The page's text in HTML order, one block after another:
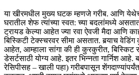
या खीरमधील मुख्य घटक म्हणजे गरीब. आणि
घरातील शेफ त्यांच्या स्वत: च्या बदलांमध्ये
ट्रायड केल्या आहेत ज्या रवा ऐवजी मैदा आणि
बिस्किटी टेक्स्चरवर सीमा असतात. बर्‍याच
आहेत, आम्हाला सांगा की ही कुरकुरीत, बिस्किट
डेसर्टसाठी योग्य आहे. इतर भिन्नता गार्निश
रेसिपीसह – खाली पहा) गरीबपासून